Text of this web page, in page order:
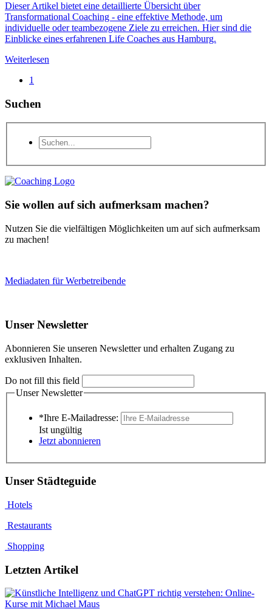
Dieser Artikel bietet eine detaillierte Übersicht über
Transformational Coaching - eine effektive Methode, um
individuelle oder teambezogene Ziele zu erreichen. Hier sind die
Einblicke eines erfahrenen Life Coaches aus Hamburg.
Weiterlesen
1
Suchen
Sie wollen auf sich aufmerksam machen?
Nutzen Sie die vielfältigen Möglichkeiten um auf sich aufmerksam
zu machen!
Mediadaten für Werbetreibende
Unser Newsletter
Abonnieren Sie unseren Newsletter und erhalten Zugang zu
exklusiven Inhalten.
Do not fill this field
Unser Newsletter
*Ihre E-Mailadresse:
Ist ungültig
Jetzt abonnieren
Unser Städteguide
Hotels
Restaurants
Shopping
Letzten Artikel